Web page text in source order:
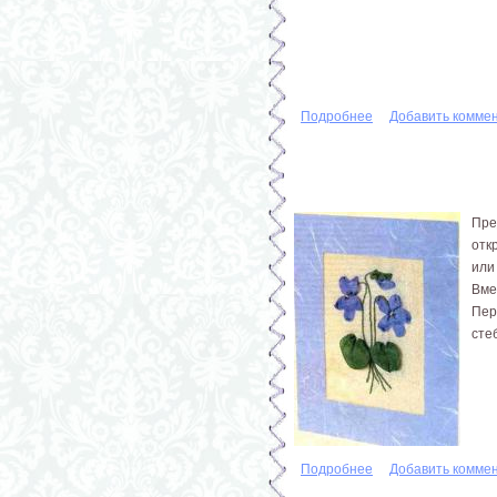
Подробнее о Открытка к Пасхе
Добавить
или
Подробнее о Лесная фиалка
Добавить